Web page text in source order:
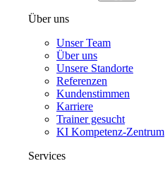
Über uns
Unser Team
Über uns
Unsere Standorte
Referenzen
Kundenstimmen
Karriere
Trainer gesucht
KI Kompetenz-Zentrum
Services